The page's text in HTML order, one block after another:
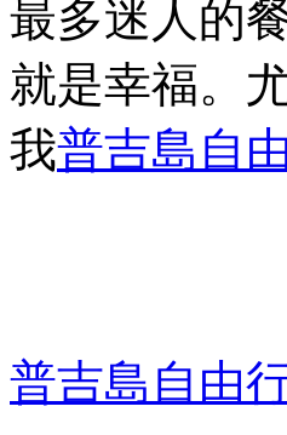
最多迷人的
就是幸福。
我普吉島 自
普吉島 自由